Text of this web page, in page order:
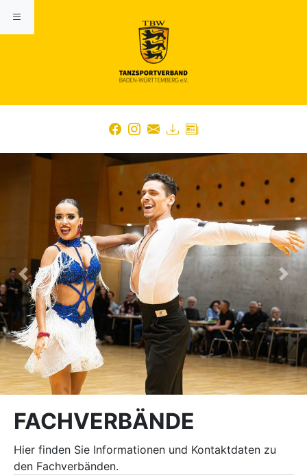
Previous Next
FACHVERBÄNDE
Hier finden Sie Informationen und Kontaktdaten zu
den Fachverbänden.